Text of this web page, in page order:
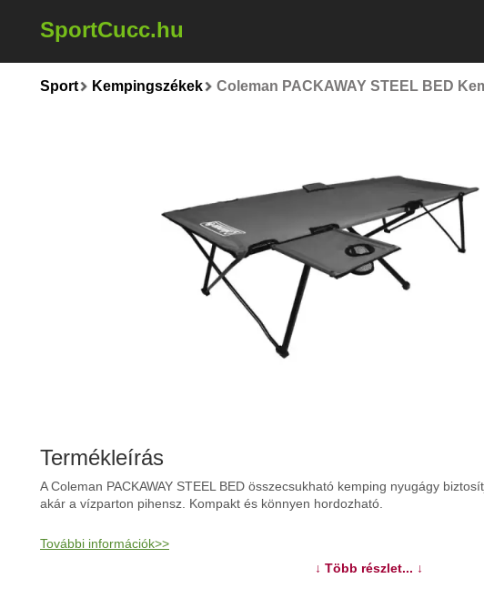
SportCucc.hu
Sport Kempingszékek Coleman PACKAWAY STEEL BED
Termékleírás
A Coleman PACKAWAY STEEL BED összecsukható kemping nyugágy
akár a vízparton pihensz. Kompakt és könnyen hordozható.
További információk>>
↓ Több részlet... ↓